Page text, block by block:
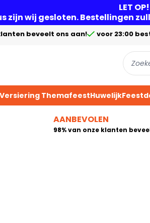
LET OP!
zijn wij gesloten. Bestellingen
beveelt ons aan! voor 23:00
Versiering ThemafeestHuwelijk
AANBEVOLEN
98% van onze klanten